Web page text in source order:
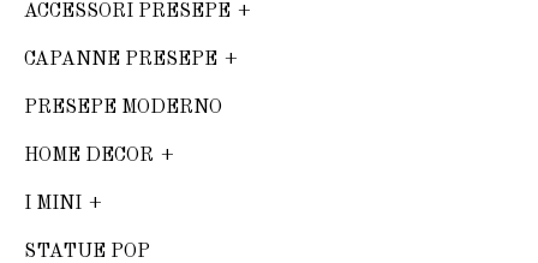
ACCESSORI PRESEPE
CAPANNE PRESEPE
PRESEPE MODERNO
HOME DECOR
I MINI
STATUE POP